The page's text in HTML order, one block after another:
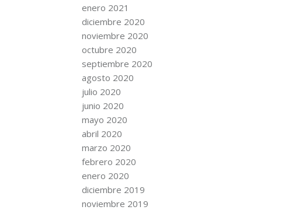
enero 2021
diciembre 2020
noviembre 2020
octubre 2020
septiembre 2020
agosto 2020
julio 2020
junio 2020
mayo 2020
abril 2020
marzo 2020
febrero 2020
enero 2020
diciembre 2019
noviembre 2019